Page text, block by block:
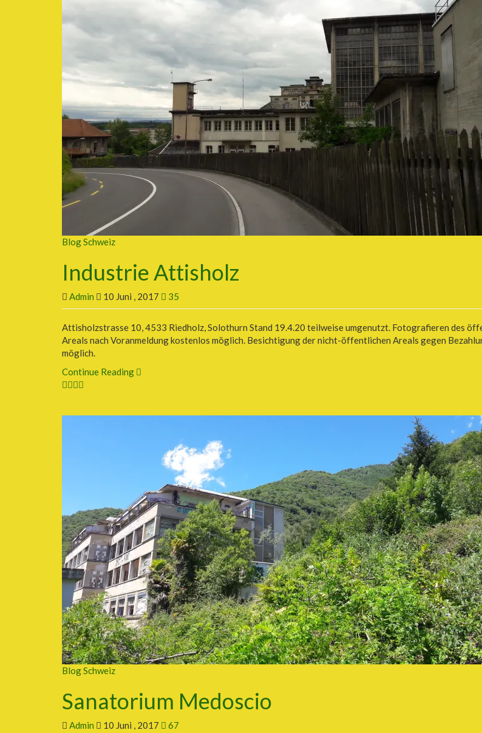
Blog Schweiz
Industrie Attisholz
Admin 10 Juni , 2017 35
Attisholzstrasse 10, 4533 Riedholz, Solothurn Stand 19.4.20 teilweise umgenutzt. Fotografieren des
Areals nach Voranmeldung kostenlos möglich. Besichtigung der nicht-öffentlichen Areals gegen
möglich.
Continue Reading
Blog Schweiz
Sanatorium Medoscio
Admin 10 Juni , 2017 67